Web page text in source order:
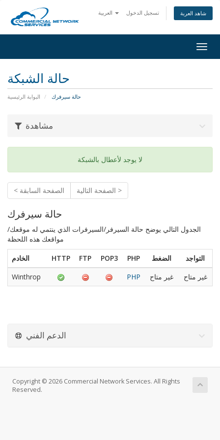
تسجيل الدخول شاهد العربة
حالة الشبكة
البوابة الرئيسية حالة سيرفرك
مشاهدة
لا يوجد لأعطال بالشبكة
< الصفحة السابقة الصفحة التالية >
حالة سيرفرك
الجدول التالي يوضح حالة السيرفر/السيرفرات الذي ينتمي له موقعك/
مواقعك هذه اللحظة
الخادم HTTP FTP POP3 PHP الضغط
التواجد
Winthrop
PHP غير متاح غير متاح
الدعم الفني
Copyright © 2026 Commercial Network Services. All Rights
Reserved.